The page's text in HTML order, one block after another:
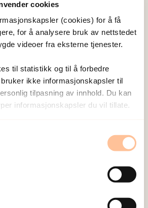
cookies
(cookies) for å få
for å analysere bruk av nettstedet
videoer fra eksterne tjenester.
til statistikk og til å forbedre
ikke informasjonskapsler til
tilpasning av innhold. Du kan
informasjonskapsler du vil tillate.
den generelle
Nilsen.
helseberedskap
på myndighetenes
å finne ut hva som former og
respons til
planer og retningslinjer for
terror i Norge, Frankrike og
men det er fremdeles mye vi